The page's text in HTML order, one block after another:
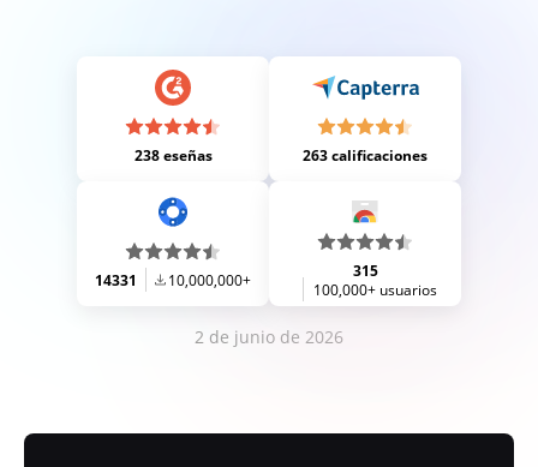
238 eseñas 263 calificaciones
14331 10,000,000+
315
100,000+ usuarios
2 de junio de 2026